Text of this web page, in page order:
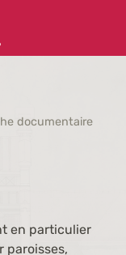
documentaire
en particulier
paroisses,